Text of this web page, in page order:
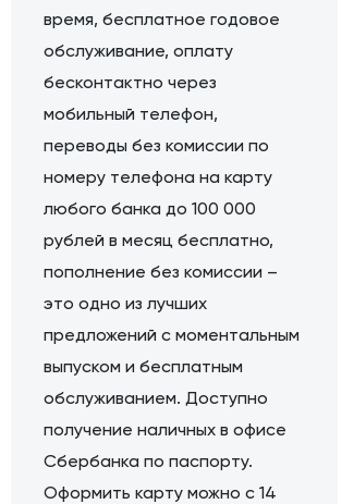
время, бесплатное годовое
обслуживание, оплату
бесконтактно через
мобильный телефон,
переводы без комиссии по
номеру телефона на карту
любого банка до 100 000
рублей в месяц бесплатно,
пополнение без комиссии –
это одно из лучших
предложений с моментальным
выпуском и бесплатным
обслуживанием. Доступно
получение наличных в офисе
Сбербанка по паспорту.
Оформить карту можно с 14